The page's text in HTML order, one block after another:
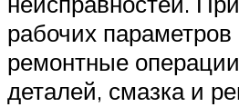
рабочих параметров
ремонтные
деталей, смазка и